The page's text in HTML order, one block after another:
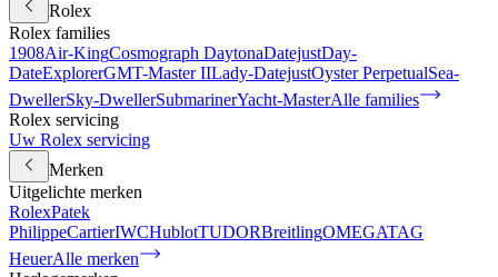
Rolex
Rolex families
1908Air-KingCosmograph DaytonaDatejustDay-
DateExplorerGMT-Master IILady-DatejustOyster PerpetualSea-
DwellerSky-DwellerSubmarinerYacht-MasterAlle families
Rolex servicing
Uw Rolex servicing
Merken
Uitgelichte merken
RolexPatek
PhilippeCartierIWCHublotTUDORBreitlingOMEGATAG
HeuerAlle merken